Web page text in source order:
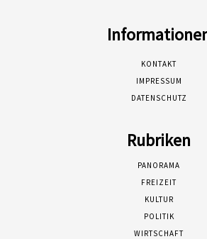
KONTAKT
IMPRESSUM
DATENSCHUTZ
Rubriken
PANORAMA
FREIZEIT
KULTUR
POLITIK
WIRTSCHAFT